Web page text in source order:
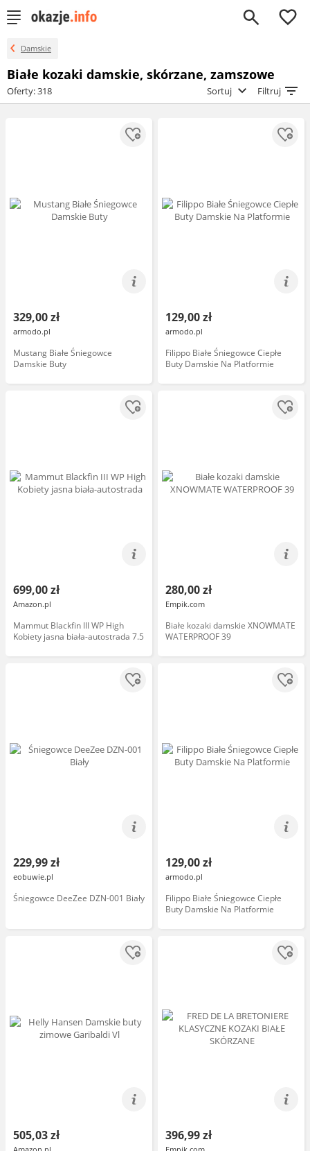
0
Damskie
Białe kozaki damskie, skórzane, zamszowe
Oferty: 318 Sortuj Filtruj
329,00 zł
armodo.pl
Mustang Białe Śniegowce
Damskie Buty
129,00 zł
armodo.pl
Filippo Białe Śniegowce Ciepłe
Buty Damskie Na Platformie
699,00 zł
Amazon.pl
Mammut Blackfin III WP High
Kobiety jasna biała-autostrada 7.5
280,00 zł
Empik.com
Białe kozaki damskie XNOWMATE
WATERPROOF 39
229,99 zł
eobuwie.pl
Śniegowce DeeZee DZN-001 Biały
129,00 zł
armodo.pl
Filippo Białe Śniegowce Ciepłe
Buty Damskie Na Platformie
505,03 zł 396,99 zł